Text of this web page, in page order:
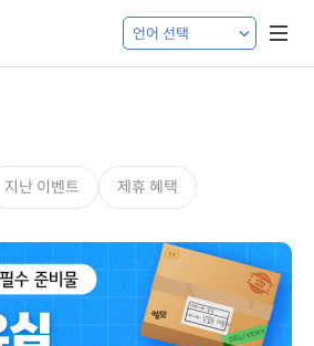
지난 이벤트 제휴 혜택